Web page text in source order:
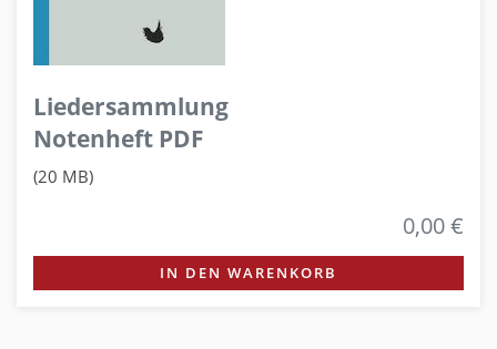
Liedersammlung
Notenheft PDF
(20 MB)
0,00 €
IN DEN WARENKORB